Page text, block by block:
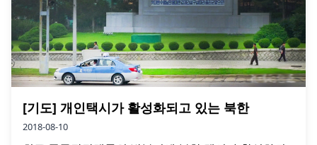
[기도] 개인택시가 활성화되고 있는 북한
2018-08-10